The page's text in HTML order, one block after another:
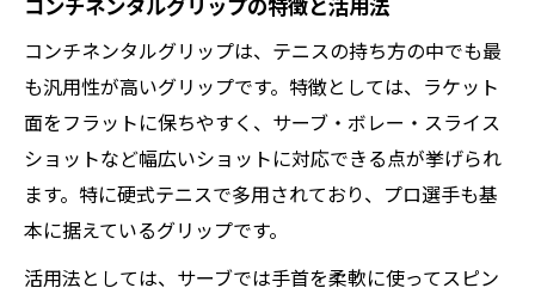
コンチネンタルグリップは、テニスの持ち方の中でも最
も汎用性が高いグリップです。特徴としては、ラケット
面をフラットに保ちやすく、サーブ・ボレー・スライス
ショットなど幅広いショットに対応できる点が挙げられ
ます。特に硬式テニスで多用されており、プロ選手も基
本に据えているグリップです。
活用法としては、サーブでは手首を柔軟に使ってスピン